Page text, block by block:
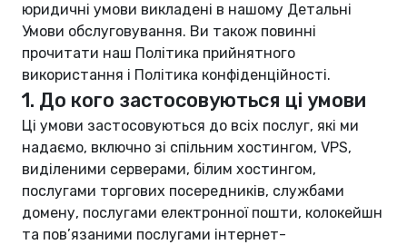
юридичні умови викладені в нашому Детальні
Умови обслуговування. Ви також повинні
прочитати наш Політика прийнятного
використання і Політика конфіденційності.
1. До кого застосовуються ці умови
Ці умови застосовуються до всіх послуг, які ми
надаємо, включно зі спільним хостингом, VPS,
виділеними серверами, білим хостингом,
послугами торгових посередників, службами
домену, послугами електронної пошти, колокейшн
та пов’язаними послугами інтернет-